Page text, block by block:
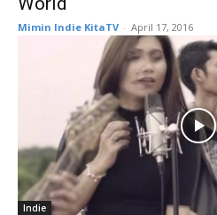
Mimin Indie KitaTV - April 17, 2016
Indie